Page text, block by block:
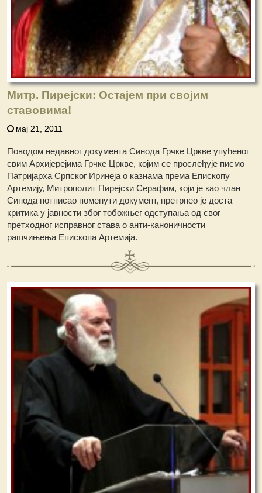
Митр. Пирејски: Остајем при својим
ставовима!
мај 21, 2011
Поводом недавног документа Синода Грчке Цркве упућеног
свим Архијерејима Грчке Цркве, којим се прослеђује писмо
Патријарха Српског Иринеја о казнама према Епископу
Артемију, Митрополит Пирејски Серафим, који је као члан
Синода потписао поменути документ, претрпео је доста
критика у јавности због тобожњег одступања од свог
претходног исправног става о анти-каноничности
рашчињења Епископа Артемија.